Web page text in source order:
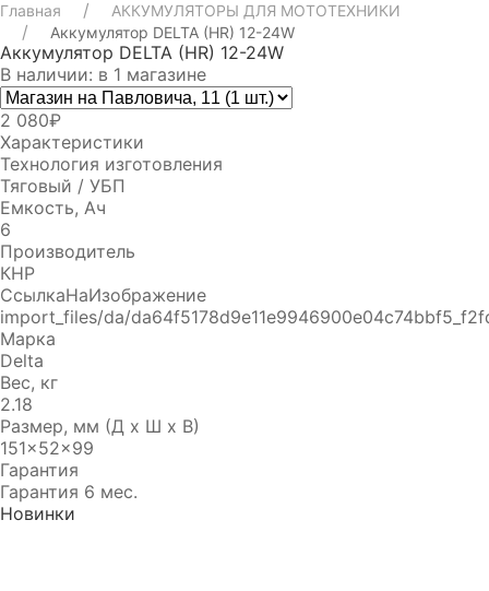
Главная
АККУМУЛЯТОРЫ ДЛЯ МОТОТЕХНИКИ
Аккумулятор DELTA (HR) 12-24W
Аккумулятор DELTA (HR) 12-24W
В наличии: в 1 магазине
2 080₽
Характеристики
Технология изготовления
Тяговый / УБП
Емкость, Ач
6
Производитель
КНР
СсылкаНаИзображение
import_files/da/
Марка
Delta
Вес, кг
2.18
Размер, мм (Д x Ш x В)
151x52x99
Гарантия
Гарантия 6 мес.
Новинки